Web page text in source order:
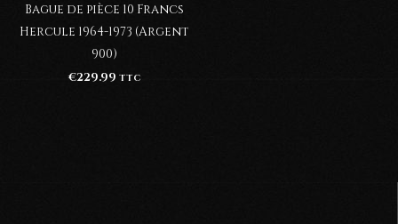
Bague de pièce 10 Francs
Hercule 1964-1973 (Argent
900)
€229.99 TTC